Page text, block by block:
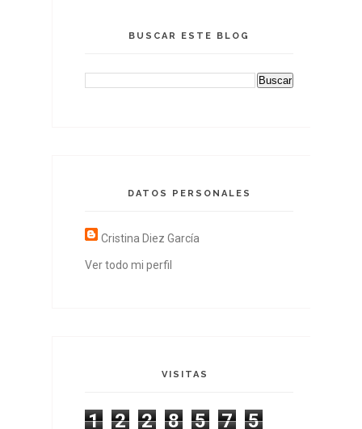
BUSCAR ESTE BLOG
DATOS PERSONALES
Cristina Diez García
Ver todo mi perfil
VISITAS
1 2 2 8 5 7 5